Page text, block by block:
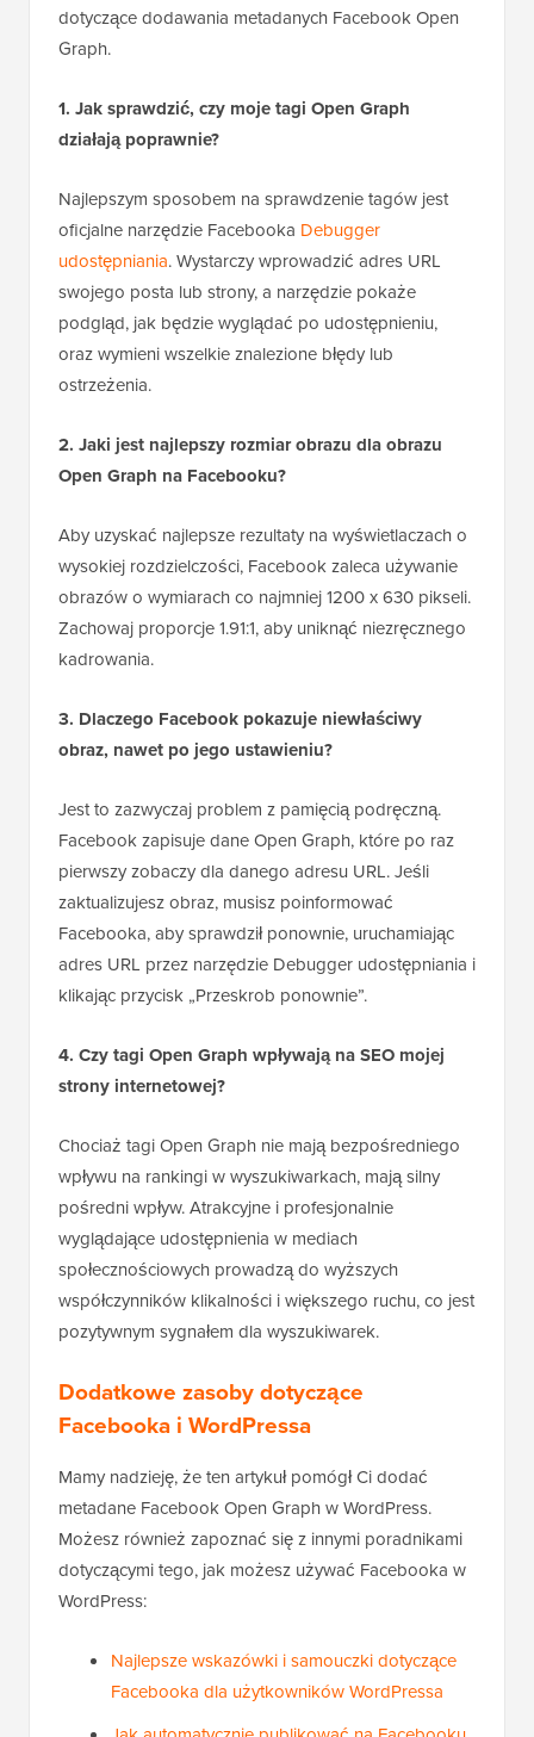
często. Oto odpowiedzi na najczęstsze pytania
dotyczące dodawania metadanych Facebook Open
1. Jak sprawdzić, czy moje tagi Open Graph
Najlepszym sposobem na sprawdzenie tagów jest
oficjalne narzędzie FacebookaDebugger
udostępniania. Wystarczy wprowadzić adres URL
swojego posta lub strony, a narzędzie pokaże
podgląd, jak będzie wyglądać po udostępnieniu,
oraz wymieni wszelkie znalezione błędy lub
2. Jaki jest najlepszy rozmiar obrazu dla obrazu
Aby uzyskać najlepsze rezultaty na wyświetlaczach o
wysokiej rozdzielczości, Facebook zaleca używanie
obrazów o wymiarach co najmniej 1200 x 630 pikseli.
Zachowaj proporcje 1.91:1, aby uniknąć niezręcznego
3. Dlaczego Facebook pokazuje niewłaściwy
Jest to zazwyczaj problem z pamięcią podręczną.
Facebook zapisuje dane Open Graph, które po raz
pierwszy zobaczy dla danego adresu URL. Jeśli
zaktualizujesz obraz, musisz poinformować
Facebooka, aby sprawdził ponownie, uruchamiając
adres URL przez narzędzie Debugger udostępniania i
4. Czy tagi Open Graph wpływają na SEO mojej
Chociaż tagi Open Graph nie mają bezpośredniego
wpływu na rankingi w wyszukiwarkach, mają silny
pośredni wpływ. Atrakcyjne i profesjonalnie
wyglądające udostępnienia w mediach
społecznościowych prowadzą do wyższych
współczynników klikalności i większego ruchu, co jest
Dodatkowe zasoby dotyczące
Mamy nadzieję, że ten artykuł pomógł Ci dodać
metadane Facebook Open Graph w WordPress.
Możesz również zapoznać się z innymi poradnikami
dotyczącymi tego, jak możesz używać Facebooka w
Najlepsze wskazówki i samouczki dotyczące
Facebooka dla użytkowników WordPressa